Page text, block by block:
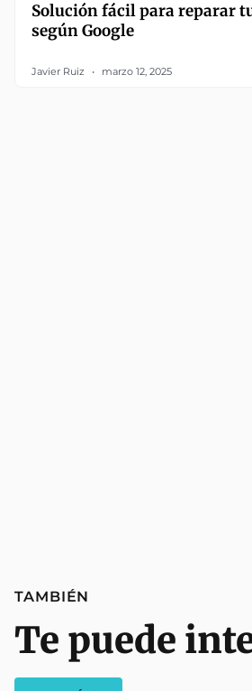
Solución fácil para reparar
según Google
Javier Ruiz marzo 12, 2025
TAMBIÉN
Te puede